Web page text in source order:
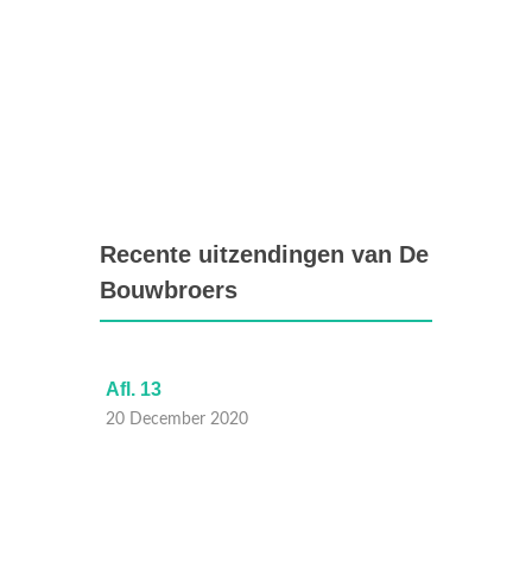
Recente uitzendingen van De
Bouwbroers
Afl. 13
20 December 2020